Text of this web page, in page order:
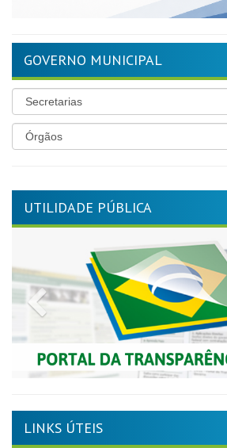
GOVERNO MUNICIPAL
UTILIDADE PÚBLICA
Previous
LINKS ÚTEIS